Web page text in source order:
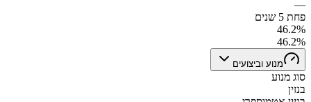
—
פחת 5 שנים
46.2%
46.2%
מנוע וביצועים
סוג מנוע
בנזין